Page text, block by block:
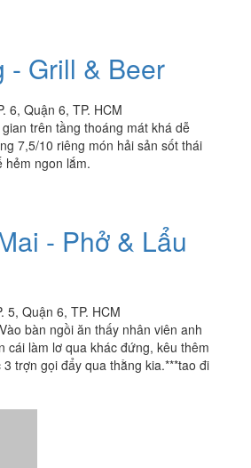
- Grill & Beer
6, Quận 6, TP. HCM
trên tầng thoáng mát khá dễ
7,5/10 riêng món hải sản sốt thái
hẻm ngon lắm.
- Phở & Lẩu
5, Quận 6, TP. HCM
Vào bàn ngồi ăn thấy nhân viên anh
cái làm lơ qua khác đứng, kêu thêm
trợn gọi đẩy qua thằng kia.***tao đi